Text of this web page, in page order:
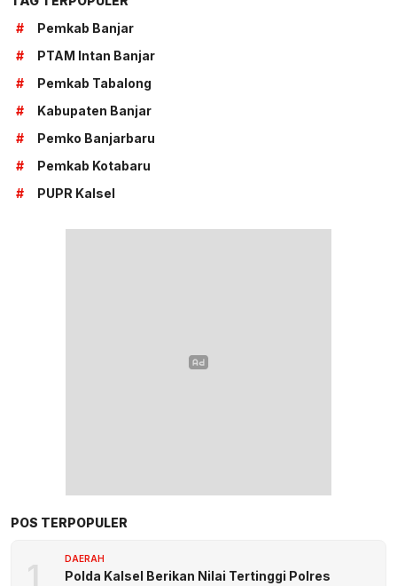
#
Pemkab Banjar
#
PTAM Intan Banjar
#
Pemkab Tabalong
#
Kabupaten Banjar
#
Pemko Banjarbaru
#
Pemkab Kotabaru
#
PUPR Kalsel
POS TERPOPULER
1 DAERAH
Polda Kalsel Berikan Nilai Tertinggi Polres